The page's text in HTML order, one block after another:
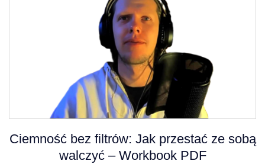
Ciemność bez filtrów: Jak przestać ze sobą
walczyć – Workbook PDF